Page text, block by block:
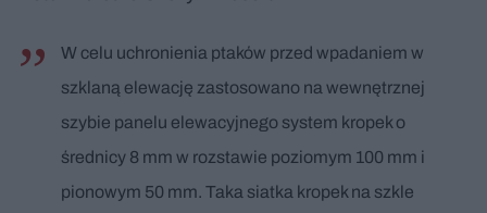
W celu uchronienia ptaków przed wpadaniem w
szklaną elewację zastosowano na wewnętrznej
szybie panelu elewacyjnego system kropek o
średnicy 8 mm w rozstawie poziomym 100 mm i
pionowym 50 mm. Taka siatka kropek na szkle